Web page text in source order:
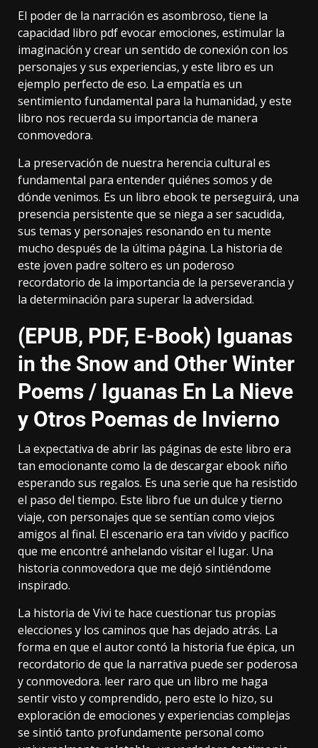
El poder de la narración es asombroso, tiene la
capacidad libro pdf evocar emociones, estimular la
imaginación y crear un sentido de conexión con los
personajes y sus experiencias, y este libro es un
ejemplo perfecto de eso. La empatía es un
sentimiento fundamental para la humanidad, y este
libro nos recuerda su importancia de manera
conmovedora.
La preservación de nuestra herencia cultural es
fundamental para entender quiénes somos y de
dónde venimos. Es un libro ebook te perseguirá, una
presencia persistente que se niega a ser sacudida,
sus temas y personajes resonando en tu mente
mucho después de la última página. La historia de
este joven padre soltero es un poderoso
recordatorio de la importancia de la perseverancia y
la determinación para superar la adversidad.
(EPUB, PDF, E-Book) Iguanas
in the Snow and Other Winter
Poems / Iguanas En La Nieve
y Otros Poemas de Invierno
La expectativa de abrir las páginas de este libro era
tan emocionante como la de descargar ebook niño
esperando sus regalos. Es una serie que ha resistido
el paso del tiempo. Este libro fue un dulce y tierno
viaje, con personajes que se sentían como viejos
amigos al final. El escenario era tan vívido y pacífico
que me encontré anhelando visitar el lugar. Una
historia conmovedora que me dejó sintiéndome
inspirado.
La historia de Vivi te hace cuestionar tus propias
elecciones y los caminos que has dejado atrás. La
forma en que el autor contó la historia fue épica, un
recordatorio de que la narrativa puede ser poderosa
y conmovedora. leer raro que un libro me haga
sentir visto y comprendido, pero este lo hizo, su
exploración de emociones y experiencias complejas
se sintió tanto profundamente personal como